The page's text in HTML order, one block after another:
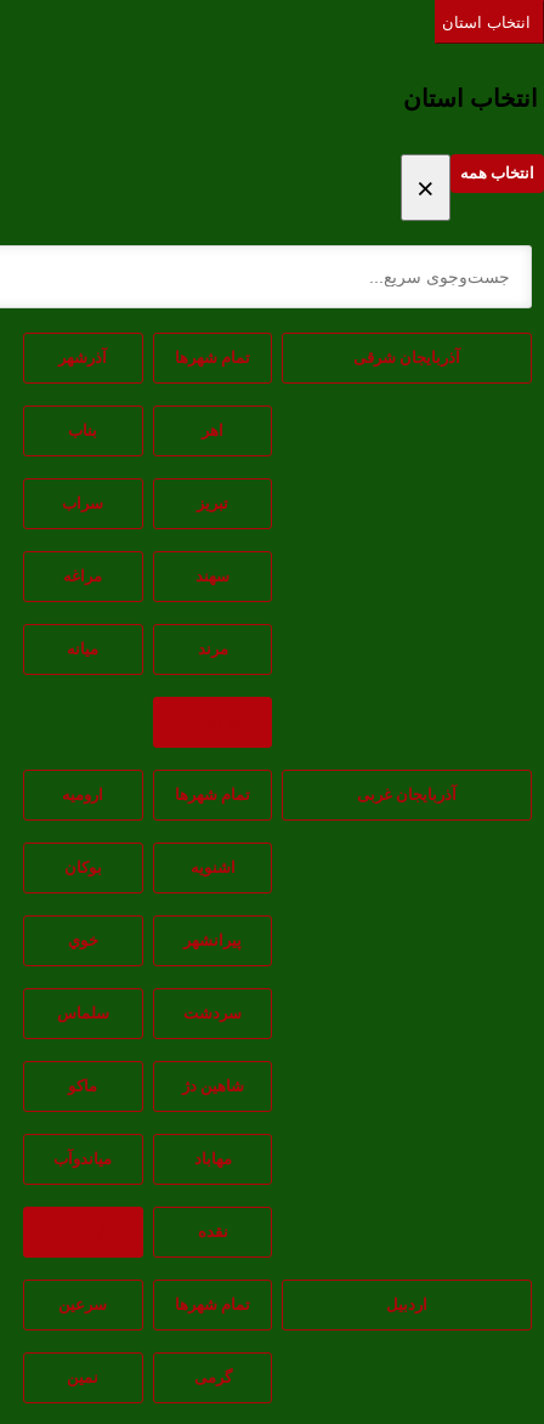
استان
استان
همه ×
آذربایجان شرقی تمام شهر‌ها آذرشهر
بناب
تبريز سراب
سهند مراغه
مرند ميانه
آذربایجان غربی تمام شهر‌ها اروميه
اشنويه بوکان
پيرانشهر خوي
سردشت سلماس
شاهين دژ ماکو
مهاباد مياندوآب
نقده
اردبیل تمام شهر‌ها سرعین
گرمی نمین